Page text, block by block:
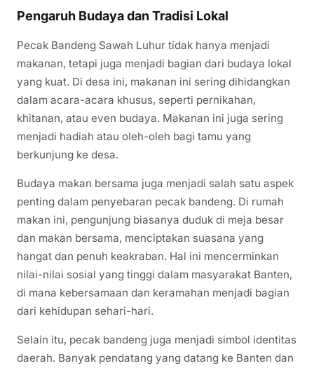
Pengaruh Budaya dan Tradisi Lokal
Pecak Bandeng Sawah Luhur tidak hanya menjadi
makanan, tetapi juga menjadi bagian dari budaya lokal
yang kuat. Di desa ini, makanan ini sering dihidangkan
dalam acara-acara khusus, seperti pernikahan,
khitanan, atau even budaya. Makanan ini juga sering
menjadi hadiah atau oleh-oleh bagi tamu yang
berkunjung ke desa.
Budaya makan bersama juga menjadi salah satu aspek
penting dalam penyebaran pecak bandeng. Di rumah
makan ini, pengunjung biasanya duduk di meja besar
dan makan bersama, menciptakan suasana yang
hangat dan penuh keakraban. Hal ini mencerminkan
nilai-nilai sosial yang tinggi dalam masyarakat Banten,
di mana kebersamaan dan keramahan menjadi bagian
dari kehidupan sehari-hari.
Selain itu, pecak bandeng juga menjadi simbol identitas
daerah. Banyak pendatang yang datang ke Banten dan